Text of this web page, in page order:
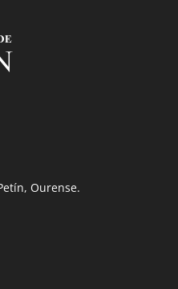
Ourense.